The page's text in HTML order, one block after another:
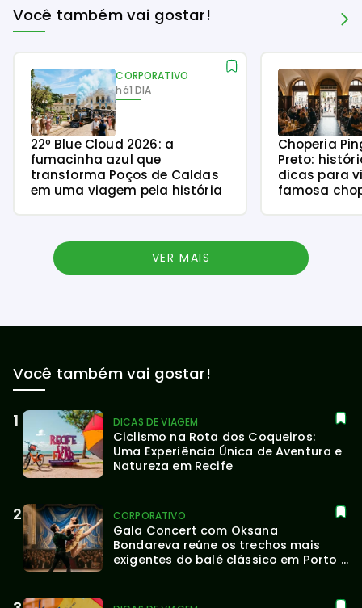
Você também vai gostar!
CORPORATIVO
há1 DIA
22º Blue Cloud 2026: a
fumacinha azul que
transforma Poços de Caldas
em uma viagem pela história
Choperia
Preto:
dicas para
famosa
VER MAIS
Você também vai gostar!
DICAS DE VIAGEM
Ciclismo na Rota dos Coqueiros:
Uma Experiência Única de Aventura e
Natureza em Recife
CORPORATIVO
Gala Concert com Oksana
Bondareva reúne os trechos mais
exigentes do balé clássico em Porto